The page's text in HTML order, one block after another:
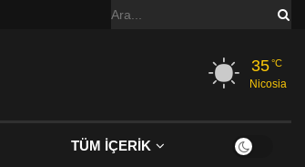
35°C
Nicosia
TÜM İÇERİK